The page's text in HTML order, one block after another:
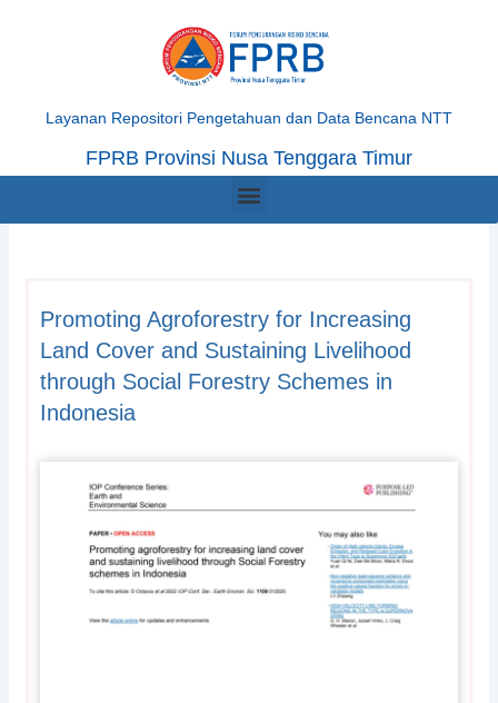
Layanan Repositori Pengetahuan dan Data Bencana NTT
FPRB Provinsi Nusa Tenggara Timur
Menu
Promoting Agroforestry for Increasing
Land Cover and Sustaining Livelihood
through Social Forestry Schemes in
Indonesia